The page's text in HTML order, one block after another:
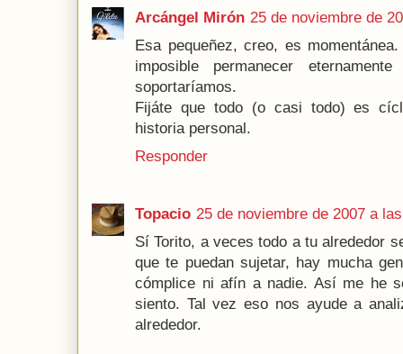
Arcángel Mirón 25 de noviembre de
Esa pequeñez, creo, es
imposible permanecer
soportaríamos.
Fijáte que todo (o casi todo) es
historia personal.
Responder
Topacio 25 de noviembre de 2007 a
Sí Torito, a veces todo a tu alrededor
que te puedan sujetar, hay mucha
cómplice ni afín a nadie. Así me he
siento. Tal vez eso nos ayude a
alrededor.